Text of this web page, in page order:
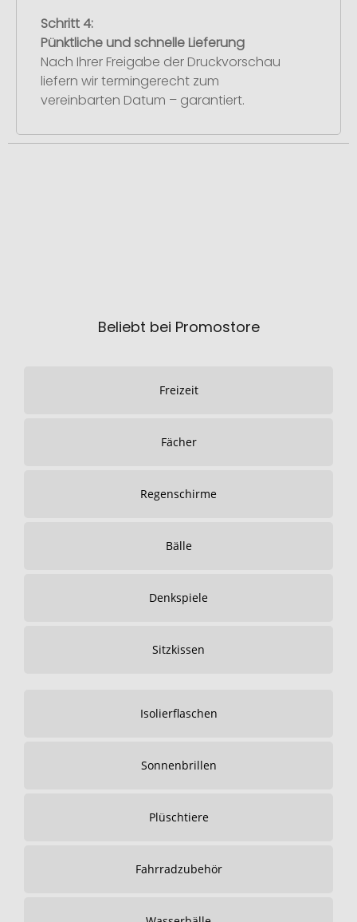
Schritt 4:
Pünktliche und schnelle Lieferung
Nach Ihrer Freigabe der Druckvorschau
liefern wir termingerecht zum
vereinbarten Datum – garantiert.
Beliebt bei Promostore
Freizeit
Fächer
Regenschirme
Bälle
Denkspiele
Sitzkissen
Isolierflaschen
Sonnenbrillen
Plüschtiere
Fahrradzubehör